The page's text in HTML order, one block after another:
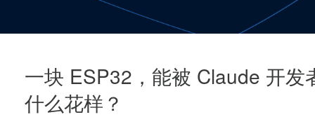
一块 ESP32，能被 Claude 开发
什么花样？